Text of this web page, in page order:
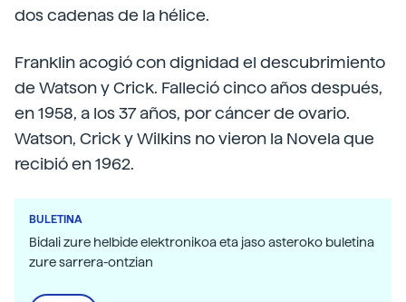
dos cadenas de la hélice.
Franklin acogió con dignidad el descubrimiento
de Watson y Crick. Falleció cinco años después,
en 1958, a los 37 años, por cáncer de ovario.
Watson, Crick y Wilkins no vieron la Novela que
recibió en 1962.
BULETINA
Bidali zure helbide elektronikoa eta jaso asteroko buletina
zure sarrera-ontzian